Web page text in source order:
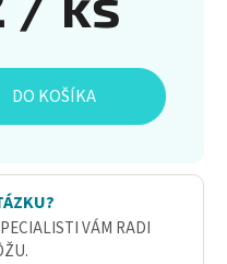
DO KOŠÍKA
VÁM RADI